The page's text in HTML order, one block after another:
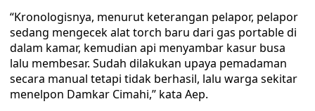
“Kronologisnya, menurut keterangan pelapor, pelapor
sedang mengecek alat torch baru dari gas portable di
dalam kamar, kemudian api menyambar kasur busa
lalu membesar. Sudah dilakukan upaya pemadaman
secara manual tetapi tidak berhasil, lalu warga sekitar
menelpon Damkar Cimahi,” kata Aep.